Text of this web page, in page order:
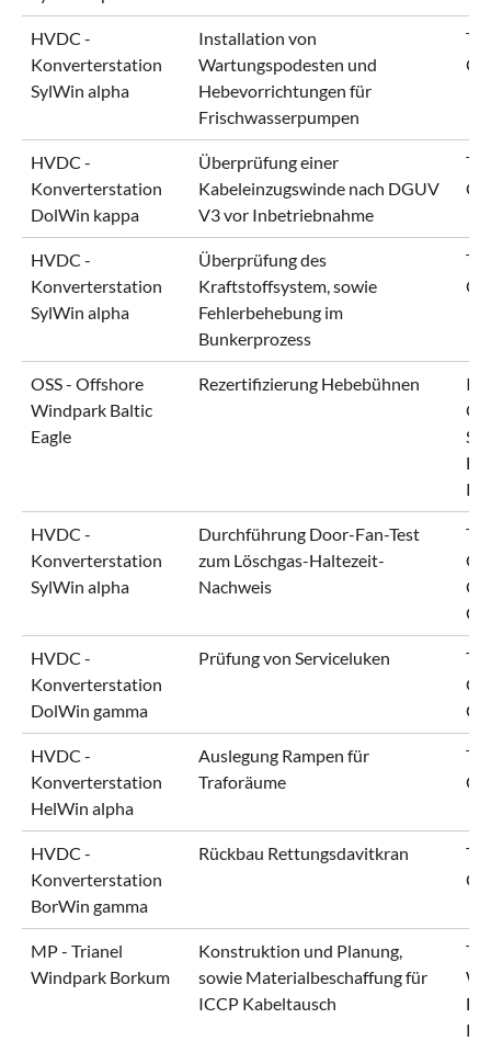
HVDC -
Konverterstation
SylWin alpha
Installation von
Wartungspodesten und
Hebevorrichtungen für
Frischwasserpumpen
HVDC -
Konverterstation
DolWin kappa
Überprüfung einer
Kabeleinzugswinde nach DGUV
V3 vor Inbetriebnahme
HVDC -
Konverterstation
SylWin alpha
Überprüfung des
Kraftstoffsystem, sowie
Fehlerbehebung im
Bunkerprozess
OSS - Offshore
Windpark Baltic
Eagle
Rezertifizierung Hebebühnen
KG
HVDC -
Konverterstation
SylWin alpha
Durchführung Door-Fan-Test
zum Löschgas-Haltezeit-
Nachweis
HVDC -
Konverterstation
DolWin gamma
Prüfung von Serviceluken
HVDC -
Konverterstation
HelWin alpha
Auslegung Rampen für
Traforäume
HVDC -
Konverterstation
BorWin gamma
Rückbau Rettungsdavitkran
MP - Trianel
Windpark Borkum
Konstruktion und Planung,
sowie Materialbeschaffung für
ICCP Kabeltausch
KG